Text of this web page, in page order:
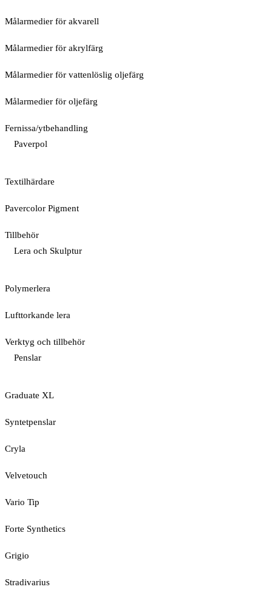
Målarmedier för akvarell
Målarmedier för akrylfärg
Målarmedier för vattenlöslig oljefärg
Målarmedier för oljefärg
Fernissa/ytbehandling
Paverpol
Textilhärdare
Pavercolor Pigment
Tillbehör
Lera och Skulptur
Polymerlera
Lufttorkande lera
Verktyg och tillbehör
Penslar
Graduate XL
Syntetpenslar
Cryla
Velvetouch
Vario Tip
Forte Synthetics
Grigio
Stradivarius